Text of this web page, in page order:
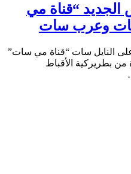
الجديد “قناة مي
وعرب سات
النايل سات “قناة مي سات”
من بطريركية الأقباط